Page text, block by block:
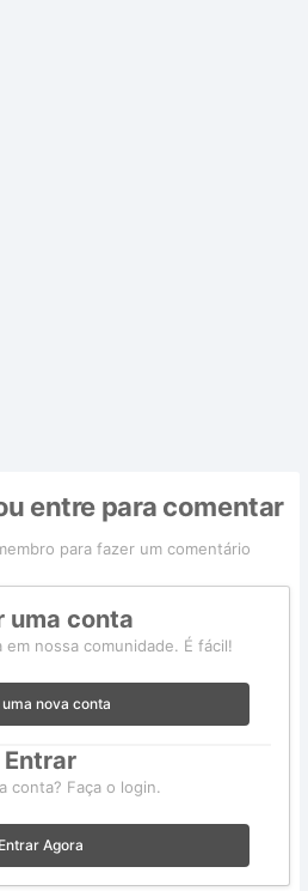
entre para comentar
para fazer um comentário
uma conta
em nossa comunidade. É fácil!
nova conta
Entrar
conta? Faça o login.
Entrar Agora